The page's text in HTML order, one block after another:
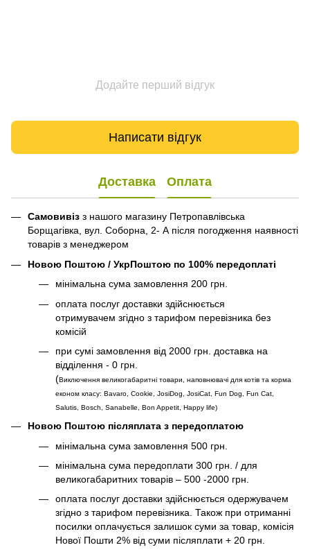
Додайте перший відгук
Написати відгук
Доставка Оплата
Самовивіз з нашого магазину Петропавлівська
Борщагівка, вул. Соборна, 2- А після погодження наявності
товарів з менеджером
Новою Поштою / УкрПоштою по 100% передоплаті
мінімальна сума замовлення 200 грн.
оплата послуг доставки здійснюється
отримувачем згідно з тарифом перевізника без
комісій
при сумі замовлення від 2000 грн. доставка на
відділення - 0 грн.
(Виключення великогабаритні товари, наповнювачі для котів та корма
економ класу: Bavaro, Cookie, JosiDog, JosiCat, Fun Dog, Fun Cat,
Salutis, Bosch, Sanabelle, Bon Appetit, Happy life)
Новою Поштою післяплата з передоплатою
мінімальна сума замовлення 500 грн.
мінімальна сума передоплати 300 грн. / для
великогабаритних товарів – 500 -2000 грн.
оплата послуг доставки здійснюється одержувачем
згідно з тарифом перевізника. Також при отриманні
посилки оплачується залишок суми за товар, комісія
Нової Пошти 2% від суми післяплати + 20 грн.